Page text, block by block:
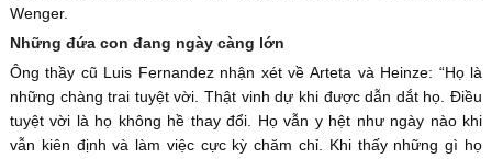
Wenger.
Những đứa con đang ngày càng lớn
Ông thầy cũ Luis Fernandez nhận xét về Arteta và Heinze: “Họ là
những chàng trai tuyệt vời. Thật vinh dự khi được dẫn dắt họ. Điều
tuyệt vời là họ không hề thay đổi. Họ vẫn y hệt như ngày nào khi
vẫn kiên định và làm việc cực kỳ chăm chỉ. Khi thấy những gì họ